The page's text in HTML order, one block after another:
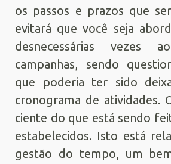
os passos e prazos que
evitará que você seja
desnecessárias vezes
campanhas, sendo
que poderia ter sido
cronograma de atividades.
ciente do que está sendo
estabelecidos. Isto está
gestão do tempo, um